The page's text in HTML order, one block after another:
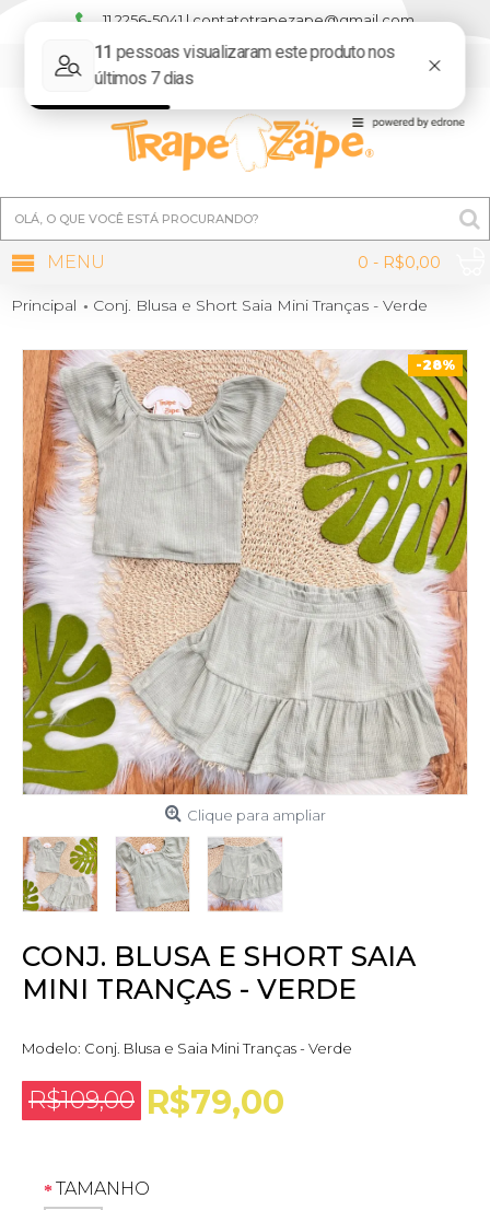
11 2256-5041 | contatotrapezape@gmail.com
0 - R$0,00
MENU
Principal Conj. Blusa e Short Saia Mini Tranças - Verde
-28%
Clique para ampliar
CONJ. BLUSA E SHORT SAIA
MINI TRANÇAS - VERDE
Modelo: Conj. Blusa e Saia Mini Tranças - Verde
R$109,00 R$79,00
TAMANHO